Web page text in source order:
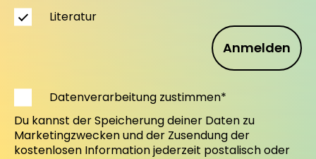
Anmelden
Literatur
Datenverarbeitung zustimmen*
Du kannst der Speicherung deiner Daten zu
Marketingzwecken und der Zusendung der
kostenlosen Information jederzeit postalisch oder